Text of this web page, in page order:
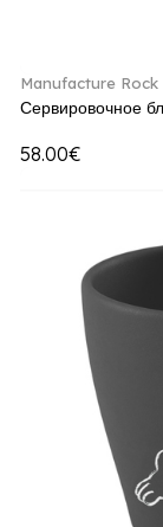
Manufacture
Сервировочное
58.00€